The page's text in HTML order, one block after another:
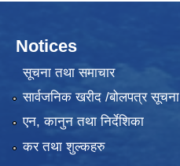
Notices
सूचना तथा समाचार
सार्वजनिक खरीद /बोलपत्र सूचना
एन, कानुन तथा निर्देशिका
कर तथा शुल्कहरु